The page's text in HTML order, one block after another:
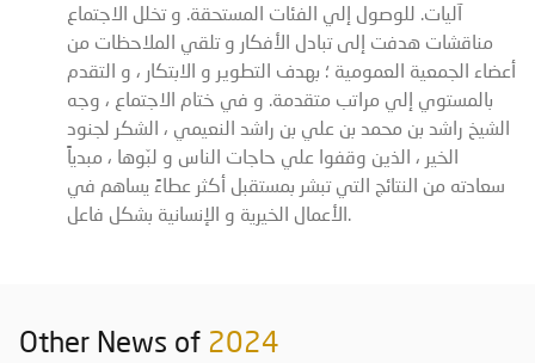
آليات. للوصول إلي الفئات المستحقة. و تخلل الاجتماع
مناقشات هدفت إلى تبادل الأفكار و تلقي الملاحظات من
أعضاء الجمعية العمومية ؛ بهدف التطوير و الابتكار ، و التقدم
بالمستوي إلي مراتب متقدمة. و في ختام الاجتماع ، وجه
الشيخ راشد بن محمد بن علي بن راشد النعيمي ، الشكر لجنود
الخير ، الذين وقفوا علي حاجات الناس و لبّوها ، مبدياً
سعادته من النتائج التي تبشر بمستقبل أكثر عطاءً يساهم في
الأعمال الخيرية و الإنسانية بشكل فاعل.
Other News of 2024